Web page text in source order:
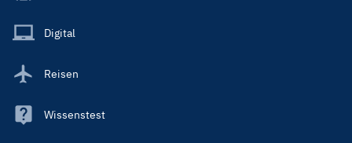
Main
Digital
Reisen
Wissenstest